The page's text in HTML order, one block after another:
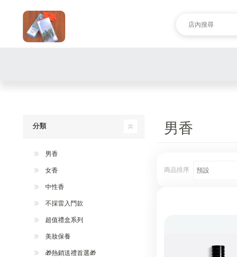
男香
商品排序
分類
男香
女香
中性香
不採雷入門款
超值禮盒系列
美妝保養
🎁熱銷送禮首選🎁